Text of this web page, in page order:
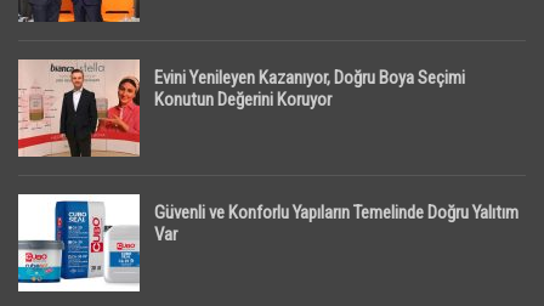
Evini Yenileyen Kazanıyor, Doğru Boya Seçimi
Konutun Değerini Koruyor
Güvenli ve Konforlu Yapıların Temelinde Doğru Yalıtım
Var